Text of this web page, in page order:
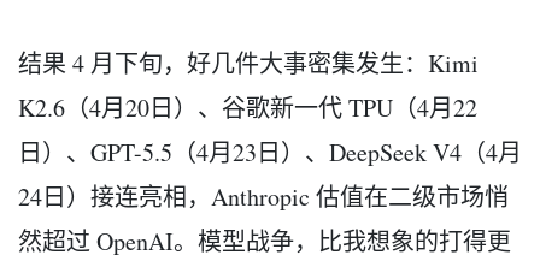
结果 4 月下旬，好几件大事密集发生：Kimi
K2.6（4月20日）、谷歌新一代 TPU（4月22
日）、GPT-5.5（4月23日）、DeepSeek V4（4月
24日）接连亮相，Anthropic 估值在二级市场悄
然超过 OpenAI。模型战争，比我想象的打得更